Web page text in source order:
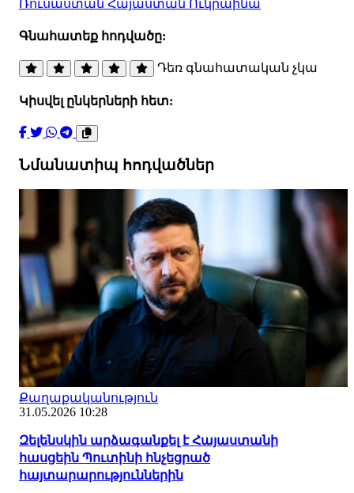
Ռուսաստան Հայաստան Ուկրաինա
Գնահատեք հոդվածը:
Դեռ գնահատական չկա
Կիսվել ընկերների հետ:
Նմանատիպ հոդվածներ
Քաղաքականություն
31.05.2026 10:28
Զելենսկին արձագանքել է Հայաստանի
հասցեին Պուտինի հնչեցրած
հայտարարություններին